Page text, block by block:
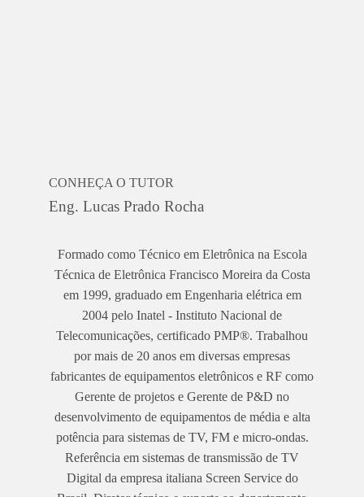
CONHEÇA O TUTOR
Eng. Lucas Prado Rocha
Formado como Técnico em Eletrônica na Escola
Técnica de Eletrônica Francisco Moreira da Costa
em 1999, graduado em Engenharia elétrica em
2004 pelo Inatel - Instituto Nacional de
Telecomunicações, certificado PMP®. Trabalhou
por mais de 20 anos em diversas empresas
fabricantes de equipamentos eletrônicos e RF como
Gerente de projetos e Gerente de P&D no
desenvolvimento de equipamentos de média e alta
potência para sistemas de TV, FM e micro-ondas.
Referência em sistemas de transmissão de TV
Digital da empresa italiana Screen Service do